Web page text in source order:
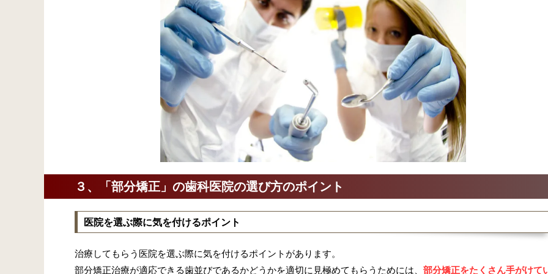
３、「部分矯正」の歯科医院の選び方のポイント
医院を選ぶ際に気を付けるポイント
治療してもらう医院を選ぶ際に気を付けるポイントがあります。
部分矯正治療が適応できる歯並びであるかどうかを適切に見極めてもらうためには、 部分矯正をたくさん手がけて